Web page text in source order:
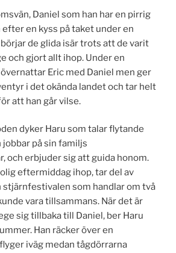
Daniel som han har en pirrig
en kyss på taket under en
de glida isär trots att de varit
och gjort allt ihop. Under en
Eric med Daniel men ger
i det okända landet och tar helt
att han går vilse.
dyker Haru som talar flytande
jobbar på sin familjs
och erbjuder sig att guida honom.
eftermiddag ihop, tar del av
stjärnfestivalen som handlar om två
vara tillsammans. När det är
sig tillbaka till Daniel, ber Haru
Han räcker över en
iväg medan tågdörrarna